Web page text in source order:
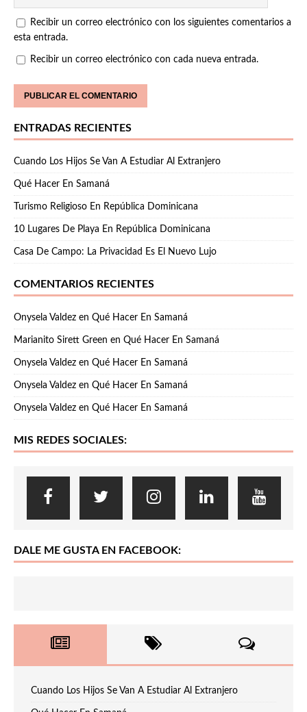
Recibir un correo electrónico con los siguientes comentarios a
esta entrada.
Recibir un correo electrónico con cada nueva entrada.
ENTRADAS RECIENTES
Cuando Los Hijos Se Van A Estudiar Al Extranjero
Qué Hacer En Samaná
Turismo Religioso En República Dominicana
10 Lugares De Playa En República Dominicana
Casa De Campo: La Privacidad Es El Nuevo Lujo
COMENTARIOS RECIENTES
Onysela Valdez en Qué Hacer En Samaná
Marianito Sirett Green en Qué Hacer En Samaná
Onysela Valdez en Qué Hacer En Samaná
Onysela Valdez en Qué Hacer En Samaná
Onysela Valdez en Qué Hacer En Samaná
MIS REDES SOCIALES:
DALE ME GUSTA EN FACEBOOK:
Cuando Los Hijos Se Van A Estudiar Al Extranjero